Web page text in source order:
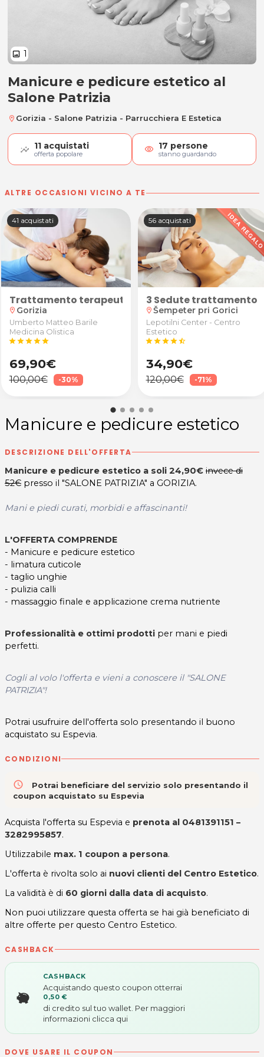
image 1
Manicure e pedicure estetico
Manicure e pedicure estetico al
Salone Patrizia
location_on Gorizia - Salone Patrizia - Parrucchiera E Estetica
11 acquistati
offerta popolare visibility 17 persone
stanno guardando
ALTRE OCCASIONI VICINO A TE
3 shampoo
41 acquistati
location_on Gorizia
Umberto Matteo Barile
Medicina Olistica
starstarstarstarstar
69,90€
100,00€ -30%
56 acquistati
3 Sedute trattamento
location_on Šempeter pri Gorici
Lepotilni Center - Centro
Estetico
starstarstarstarstar_half
34,90€
120,00€ -71%
Manicure e pedicure estetico
DESCRIZIONE DELL'OFFERTA
Manicure e pedicure estetico a soli 24,90€ invece di
52€ presso il "SALONE PATRIZIA" a GORIZIA.
Mani e piedi curati, morbidi e affascinanti!
L'OFFERTA COMPRENDE
- Manicure e pedicure estetico
- limatura cuticole
- taglio unghie
- pulizia calli
- massaggio finale e applicazione crema nutriente
Professionalità e ottimi prodotti per mani e piedi
perfetti.
Cogli al volo l'offerta e vieni a conoscere il "SALONE
PATRIZIA"!
Potrai usufruire dell'offerta solo presentando il buono
acquistato su Espevia.
CONDIZIONI
access_time
Potrai beneficiare del servizio solo presentando il
coupon acquistato su Espevia
Acquista l'offerta su Espevia e prenota al 0481391151 –
3282995857.
Utilizzabile max. 1 coupon a persona.
L'offerta è rivolta solo ai nuovi clienti del Centro Estetico.
La validità è di 60 giorni dalla data di acquisto.
Non puoi utilizzare questa offerta se hai già beneficiato di
altre offerte per questo Centro Estetico.
CASHBACK
CASHBACK
Acquistando questo coupon otterrai
0,50 €
di credito sul tuo wallet. Per maggiori
informazioni clicca qui
DOVE USARE IL COUPON